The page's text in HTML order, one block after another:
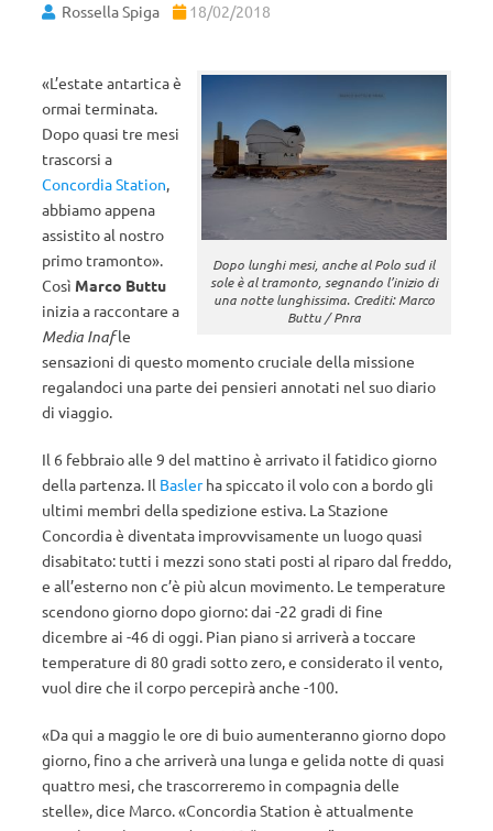
Rossella Spiga 18/02/2018
Dopo lunghi mesi, anche al Polo sud il
sole è al tramonto, segnando l’inizio di
una notte lunghissima. Crediti: Marco
Buttu / Pnra
«L’estate antartica è
ormai terminata.
Dopo quasi tre mesi
trascorsi a
Concordia Station,
abbiamo appena
assistito al nostro
primo tramonto».
Così Marco Buttu
inizia a raccontare a
Media Inafle
sensazioni di questo momento cruciale della missione
regalandoci una parte dei pensieri annotati nel suo diario
di viaggio.
Il 6 febbraio alle 9 del mattino è arrivato il fatidico giorno
della partenza. Il Baslerha spiccato il volo con a bordo gli
ultimi membri della spedizione estiva. La Stazione
Concordia è diventata improvvisamente un luogo quasi
disabitato: tutti i mezzi sono stati posti al riparo dal freddo,
e all’esterno non c’è più alcun movimento. Le temperature
scendono giorno dopo giorno: dai -22 gradi di fine
dicembre ai -46 di oggi. Pian piano si arriverà a toccare
temperature di 80 gradi sotto zero, e considerato il vento,
vuol dire che il corpo percepirà anche -100.
«Da qui a maggio le ore di buio aumenteranno giorno dopo
giorno, fino a che arriverà una lunga e gelida notte di quasi
quattro mesi, che trascorreremo in compagnia delle
stelle», dice Marco. «Concordia Station è attualmente